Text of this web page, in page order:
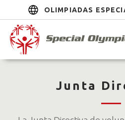
OLIMPIADAS
Junta